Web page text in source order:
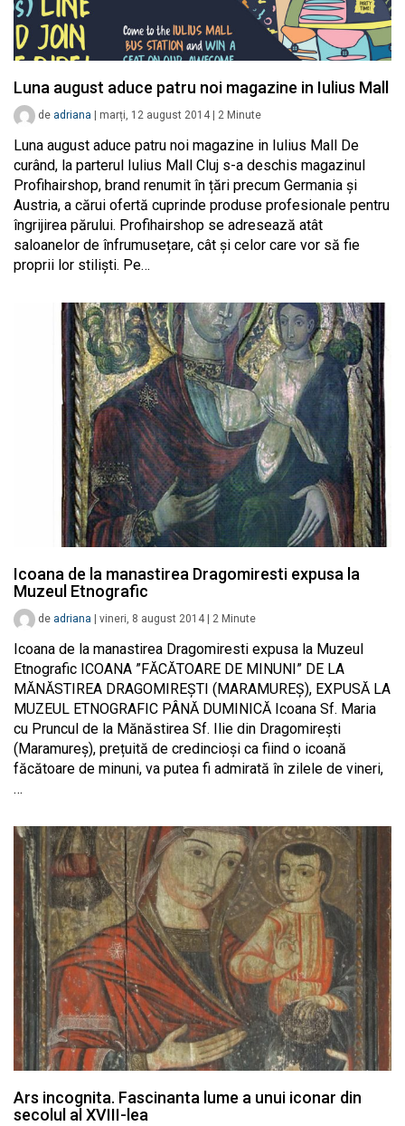
Luna august aduce patru noi magazine in Iulius Mall
de adriana marți, 12 august 2014 2 Minute
Luna august aduce patru noi magazine in Iulius Mall De
curând, la parterul Iulius Mall Cluj s-a deschis magazinul
Profihairshop, brand renumit în țări precum Germania și
Austria, a cărui ofertă cuprinde produse profesionale pentru
îngrijirea părului. Profihairshop se adresează atât
saloanelor de înfrumusețare, cât și celor care vor să fie
proprii lor stilişti. Pe…
Icoana de la manastirea Dragomiresti expusa la
Muzeul Etnografic
de adriana vineri, 8 august 2014 2 Minute
Icoana de la manastirea Dragomiresti expusa la Muzeul
Etnografic ICOANA ”FĂCĂTOARE DE MINUNI” DE LA
MĂNĂSTIREA DRAGOMIREȘTI (MARAMUREȘ), EXPUSĂ LA
MUZEUL ETNOGRAFIC PÂNĂ DUMINICĂ Icoana Sf. Maria
cu Pruncul de la Mănăstirea Sf. Ilie din Dragomirești
(Maramureș), prețuită de credincioși ca fiind o icoană
făcătoare de minuni, va putea fi admirată în zilele de vineri,
…
Ars incognita. Fascinanta lume a unui iconar din
secolul al XVIII-lea